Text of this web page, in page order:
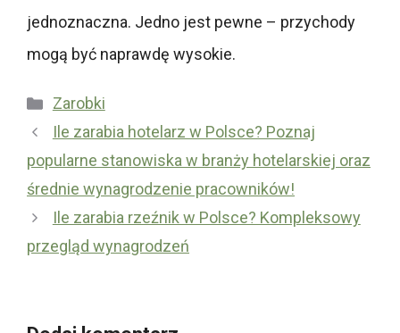
jednoznaczna. Jedno jest pewne – przychody
mogą być naprawdę wysokie.
Kategorie
Zarobki
Ile zarabia hotelarz w Polsce? Poznaj
popularne stanowiska w branży hotelarskiej oraz
średnie wynagrodzenie pracowników!
Ile zarabia rzeźnik w Polsce? Kompleksowy
przegląd wynagrodzeń